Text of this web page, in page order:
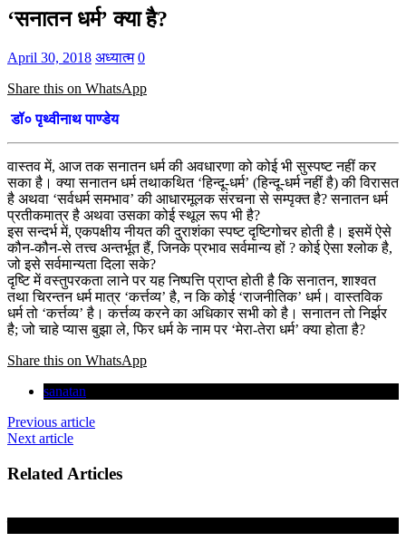
‘सनातन धर्म’ क्या है?
April 30, 2018 अध्यात्म 0
Share this on WhatsApp
डॉ० पृथ्वीनाथ पाण्डेय
वास्तव में, आज तक सनातन धर्म की अवधारणा को कोई भी सुस्पष्ट नहीं कर
सका है। क्या सनातन धर्म तथाकथित ‘हिन्दू-धर्म’ (हिन्दू-धर्म नहीं है) की विरासत
है अथवा ‘सर्वधर्म समभाव’ की आधारमूलक संरचना से सम्पृक्त है? सनातन धर्म
प्रतीकमात्र है अथवा उसका कोई स्थूल रूप भी है?
इस सन्दर्भ में, एकपक्षीय नीयत की दुराशंका स्पष्ट दृष्टिगोचर होती है। इसमें ऐसे
कौन-कौन-से तत्त्व अन्तर्भूत हैं, जिनके प्रभाव सर्वमान्य हों ? कोई ऐसा श्लोक है,
जो इसे सर्वमान्यता दिला सके?
दृष्टि में वस्तुपरकता लाने पर यह निष्पत्ति प्राप्त होती है कि सनातन, शाश्वत
तथा चिरन्तन धर्म मात्र ‘कर्त्तव्य’ है, न कि कोई ‘राजनीतिक’ धर्म। वास्तविक
धर्म तो ‘कर्त्तव्य’ है। कर्त्तव्य करने का अधिकार सभी को है। सनातन तो निर्झर
है; जो चाहे प्यास बुझा ले, फिर धर्म के नाम पर ‘मेरा-तेरा धर्म’ क्या होता है?
Share this on WhatsApp
sanatan
Previous article
Next article
Related Articles